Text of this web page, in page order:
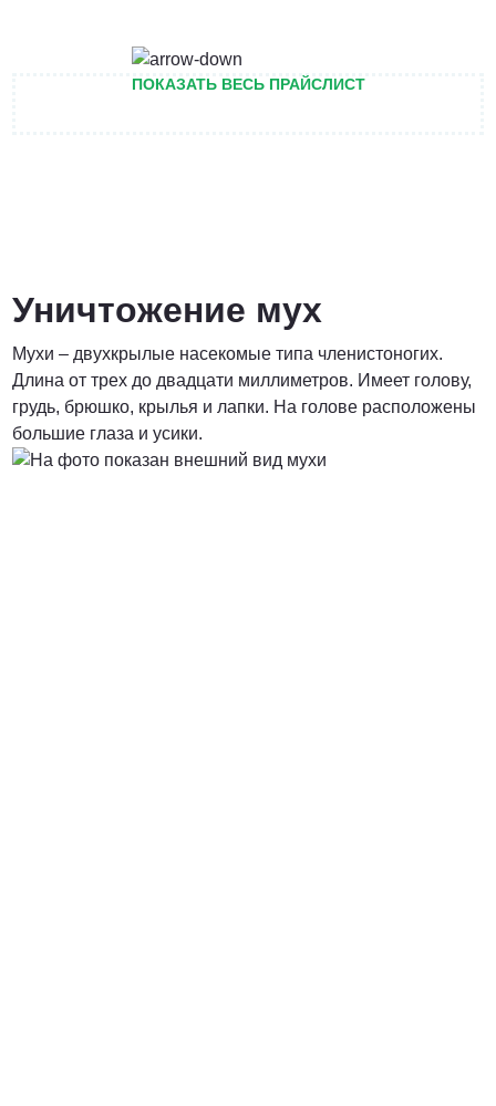
от 5900 руб.
ПОЗВОНИТЬ
ПОКАЗАТЬ ВЕСЬ ПРАЙСЛИСТ
Уничтожение мух
Мухи – двухкрылые насекомые типа членистоногих.
Длина от трех до двадцати миллиметров. Имеет голову,
грудь, брюшко, крылья и лапки. На голове расположены
большие глаза и усики.